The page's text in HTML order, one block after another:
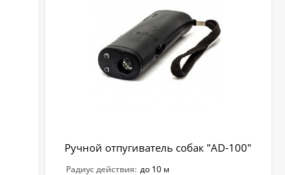
Ручной отпугиватель собак "AD-100"
Радиус действия: до 10 м